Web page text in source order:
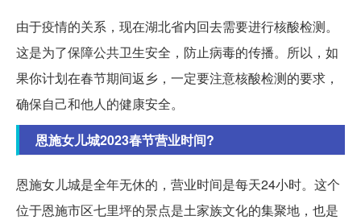
由于疫情的关系，现在湖北省内回去需要进行核酸检测。
这是为了保障公共卫生安全，防止病毒的传播。所以，如
果你计划在春节期间返乡，一定要注意核酸检测的要求，
确保自己和他人的健康安全。
恩施女儿城2023春节营业时间?
恩施女儿城是全年无休的，营业时间是每天24小时。这个
位于恩施市区七里坪的景点是土家族文化的集聚地，也是